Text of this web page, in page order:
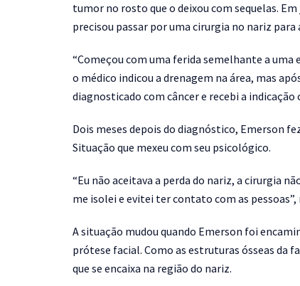
tumor no rosto que o deixou com sequelas.
precisou passar por uma cirurgia no nariz
“Começou com uma ferida semelhante a
o médico indicou a drenagem na área, mas
diagnosticado com câncer e recebi a indicação
Dois meses depois do diagnóstico, Emerson
Situação que mexeu com seu psicológico.
“Eu não aceitava a perda do nariz, a cirurgia
me isolei e evitei ter contato com as pessoas”,
A situação mudou quando Emerson foi
prótese facial. Como as estruturas ósseas da
que se encaixa na região do nariz.